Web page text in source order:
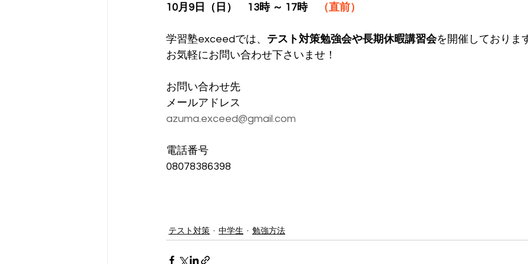
10月9日（日）　13時 ～ 17時 （直前）
学習塾exceedでは、 テスト対策勉強会や長期休暇講習会を開催しておりま
お気軽にお問い合わせ下さいませ！
お問い合わせ先
メールアドレス
azuma.exceed@gmail.com
電話番号
08078386398
テスト対策 中学生 勉強方法